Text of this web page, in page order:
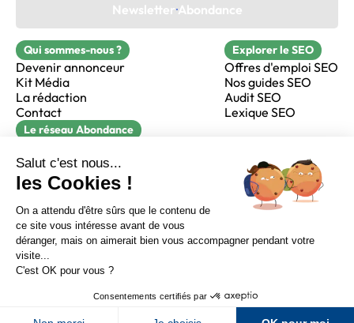
Sur LinkedIn Sur Youtube
Sur X Sur Facebook
Newsletter Abondance
Newsletter Abondance
Qui sommes-nous ?
Devenir annonceur
Kit Média
La rédaction
Contact
Explorer le SEO
Offres d'emploi SEO
Nos guides SEO
Audit SEO
Lexique SEO
Le réseau Abondance
Réacteur
alfie formation
CGV
Confidentialité